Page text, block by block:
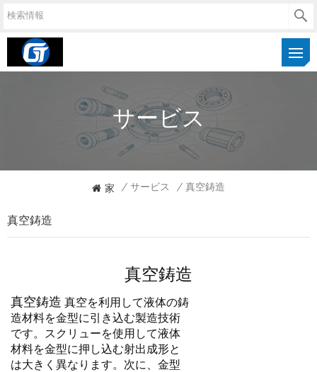
サービス
家 / サービス / 真空鋳造
真空鋳造
真空鋳造
真空鋳造 真空を利用して液体の鋳
造材料を金型に引き込む製造技術
です。スクリューを使用して液体
材料を金型に押し込む射出成形と
は大きく異なります。次に、金型